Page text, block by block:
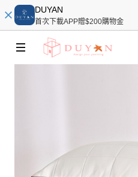
DUYAN
首次下載APP贈$200購物金